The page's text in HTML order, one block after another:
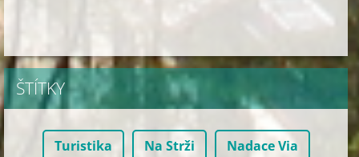
ŠTÍTKY
Turistika Na Strži Nadace Via